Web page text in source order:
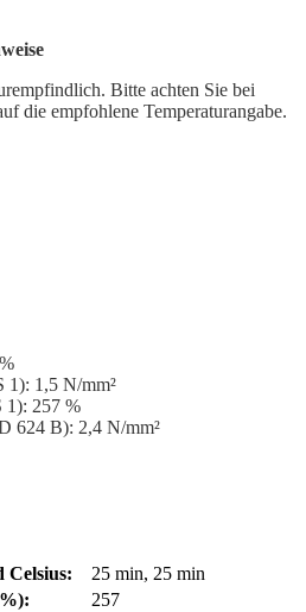
Bitte achten Sie bei
die empfohlene Temperaturangabe.
1): 1,5 N/mm²
1): 257 %
624 B): 2,4 N/mm²
Celsius: 25 min, 25 min
257